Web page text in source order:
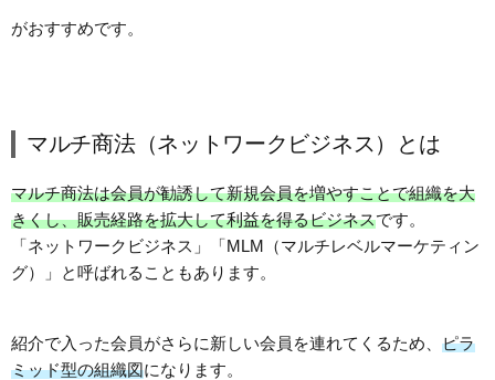
がおすすめです。
マルチ商法（ネットワークビジネス）とは
マルチ商法は会員が勧誘して新規会員を増やすことで組織を大
きくし、販売経路を拡大して利益を得るビジネスです。
「ネットワークビジネス」「MLM（マルチレベルマーケティン
グ）」と呼ばれることもあります。
紹介で入った会員がさらに新しい会員を連れてくるため、 ピラ
ミッド型の組織図になります。